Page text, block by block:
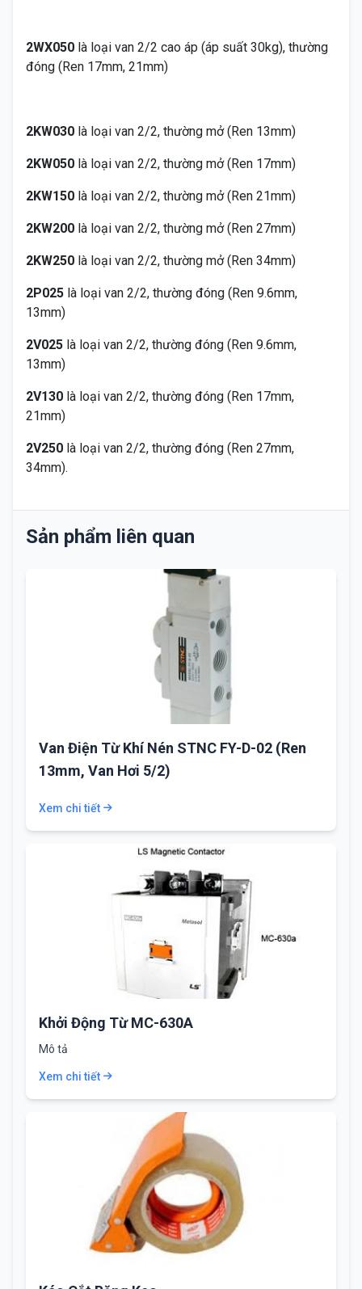
2WX050 là loại van 2/2 cao áp (áp suất 30kg), thường
đóng (Ren 17mm, 21mm)
2KW030 là loại van 2/2, thường mở (Ren 13mm)
2KW050 là loại van 2/2, thường mở (Ren 17mm)
2KW150 là loại van 2/2, thường mở (Ren 21mm)
2KW200 là loại van 2/2, thường mở (Ren 27mm)
2KW250 là loại van 2/2, thường mở (Ren 34mm)
2P025 là loại van 2/2, thường đóng (Ren 9.6mm,
13mm)
2V025 là loại van 2/2, thường đóng (Ren 9.6mm,
13mm)
2V130 là loại van 2/2, thường đóng (Ren 17mm,
21mm)
2V250 là loại van 2/2, thường đóng (Ren 27mm,
34mm).
Sản phẩm liên quan
Van Điện Từ Khí Nén STNC FY-D-02 (Ren
13mm, Van Hơi 5/2)
Xem chi tiết
Khởi Động Từ MC-630A
Mô tả
Xem chi tiết